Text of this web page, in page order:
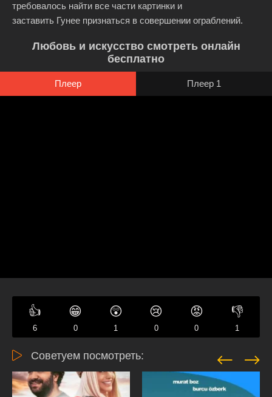
требовалось найти все части картинки и
заставить Гунее признаться в совершении ограблений.
Любовь и искусство смотреть онлайн
бесплатно
Плеер Плеер 1
👍
6
😁
0
😲
1
😢
0
😡
0
👎
1
Советуем посмотреть: